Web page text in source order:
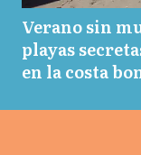
Verano sin
playas
en la costa